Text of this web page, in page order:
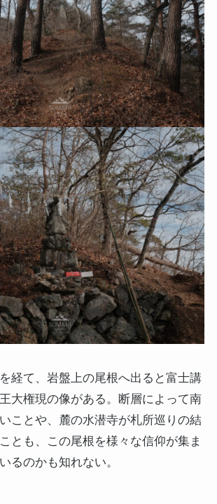
経て、岩盤上の尾根へ出ると富士講
大権現の像がある。断層によって南
ことや、麓の水潜寺が札所巡りの結
とも、この尾根を様々な信仰が集ま
るのかも知れない。